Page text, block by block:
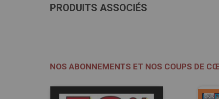
PRODUITS ASSOCIÉS
NOS ABONNEMENTS ET NOS COUPS DE